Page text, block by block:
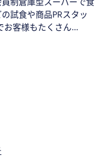
試食や商品PRスタッ
お客様もたくさん…